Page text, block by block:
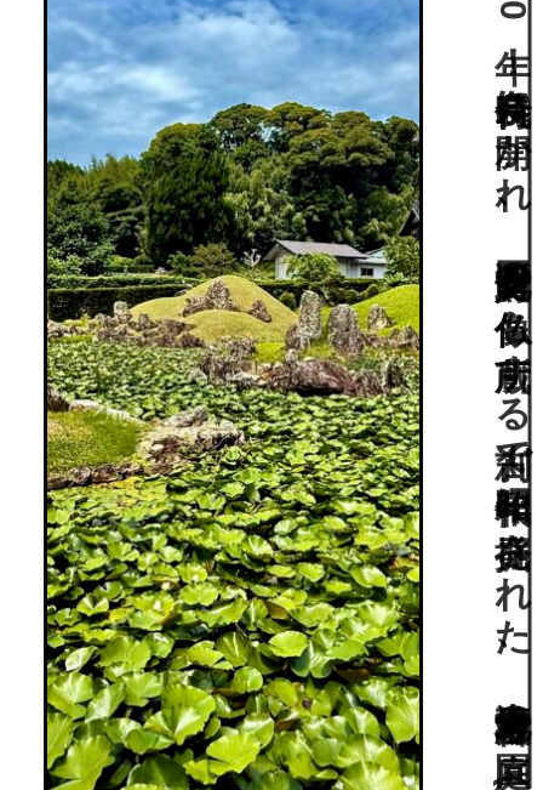
2
0
2
6
年に
は
開創1
3
0
0
年！
奈良時代に
開か
れ
、
国重要文化財の
仏像も
所蔵す
る
古刹で
昭和年代に
発掘さ
れ
た
、
東海地方最古級の
庭園。
静岡県指定文化財(
名
勝)